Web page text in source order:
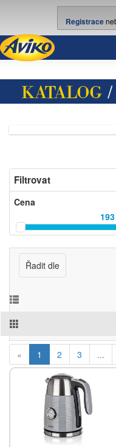
Registrace
KATALOG /
Filtrovat
Cena
Řadit dle
« 1 (current)
2 3 ...